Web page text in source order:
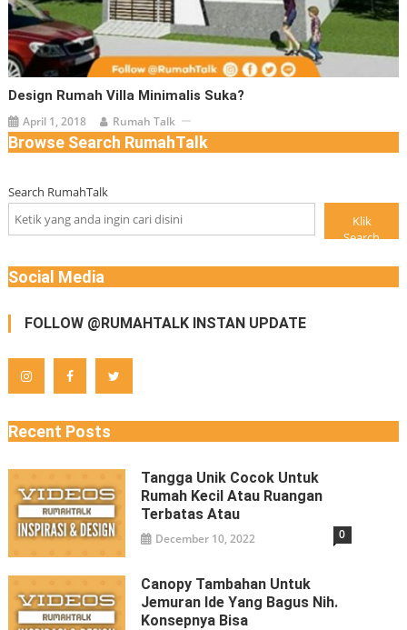
Design Rumah Villa Minimalis Suka?
April 1, 2018 Rumah Talk
Browse Search RumahTalk
Search RumahTalk
Klik
Search
Social Media
FOLLOW @RUMAHTALK INSTAN UPDATE
Recent Posts
Tangga Unik Cocok Untuk
Rumah Kecil Atau Ruangan
Terbatas Atau
December 10, 2022 0
Canopy Tambahan Untuk
Jemuran Ide Yang Bagus Nih.
Konsepnya Bisa